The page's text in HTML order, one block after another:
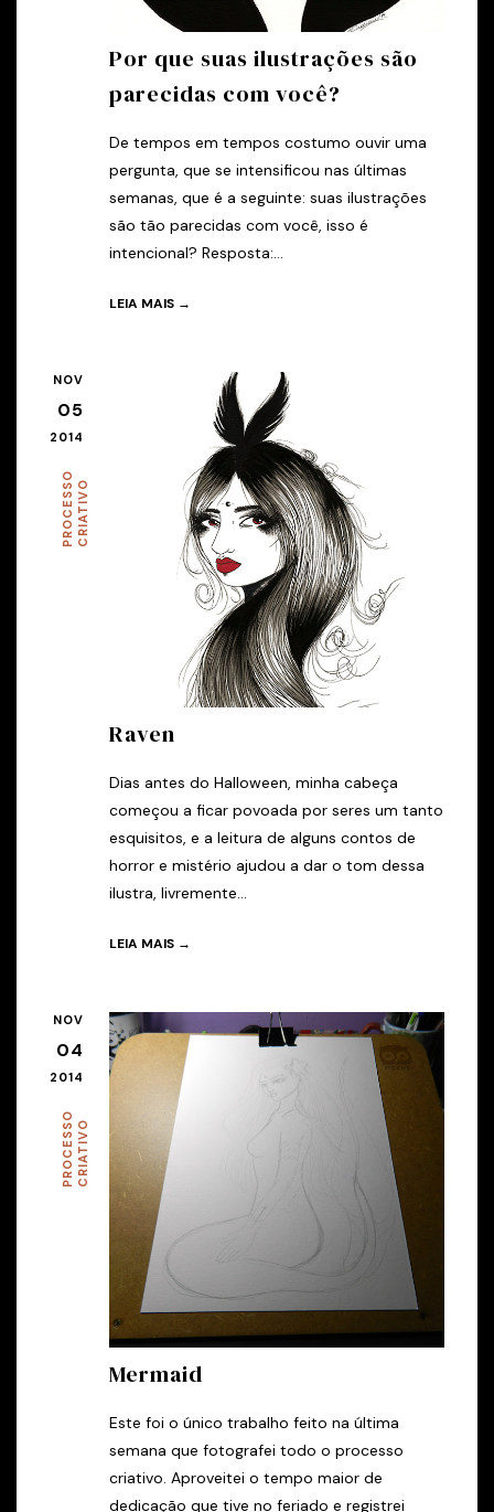
Por que suas ilustrações são
parecidas com você?
De tempos em tempos costumo ouvir uma
pergunta, que se intensificou nas últimas
semanas, que é a seguinte: suas ilustrações
são tão parecidas com você, isso é
intencional? Resposta:...
LEIA MAIS →
NOV
05
2014
P
R
O
C
E
SS
O
C
R
I
A
T
I
VO
Raven
Dias antes do Halloween, minha cabeça
começou a ficar povoada por seres um tanto
esquisitos, e a leitura de alguns contos de
horror e mistério ajudou a dar o tom dessa
ilustra, livremente...
LEIA MAIS →
NOV
04
2014
P
R
O
C
E
SS
O
C
R
I
A
T
I
VO
Mermaid
Este foi o único trabalho feito na última
semana que fotografei todo o processo
criativo. Aproveitei o tempo maior de
dedicação que tive no feriado e registrei